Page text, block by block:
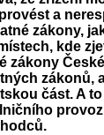
a
zákony,
kde
zákony
zákonů,
část. A